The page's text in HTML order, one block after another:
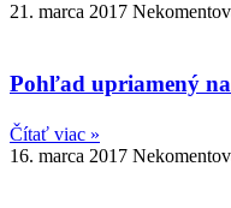
21. marca 2017
Pohľad upriamený
Čítať viac »
16. marca 2017